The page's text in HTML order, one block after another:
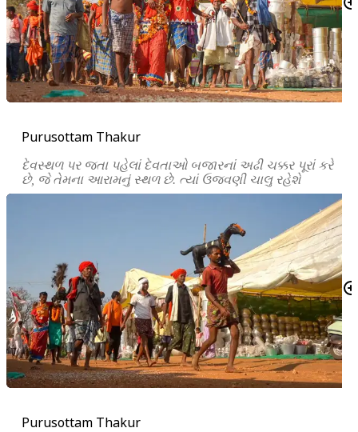
Purusottam Thakur
દેવસ્થળ પર જતા પહેલાં દેવતાઓ બજારનાં અઢી ચક્કર પૂરાં કરે
છે, જે તેમના આરામનું સ્થળ છે. ત્યાં ઉજવણી ચાલુ રહેશે
Purusottam Thakur